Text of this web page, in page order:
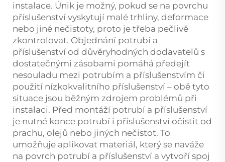
instalace. Únik je možný, pokud se na povrchu
příslušenství vyskytují malé trhliny, deformace
nebo jiné nečistoty, proto je třeba pečlivě
zkontrolovat. Objednání potrubí a
příslušenství od důvěryhodných dodavatelů s
dostatečnými zásobami pomáhá předejít
nesouladu mezi potrubím a příslušenstvím či
použití nízkokvalitního příslušenství – obě tyto
situace jsou běžným zdrojem problémů při
instalaci. Před montáží potrubí a příslušenství
je nutné konce potrubí i příslušenství očistit od
prachu, olejů nebo jiných nečistot. To
umožňuje aplikovat materiál, který se naváže
na povrch potrubí a příslušenství a vytvoří spoj